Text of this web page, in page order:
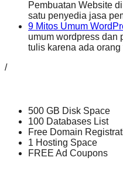
Pembuatan Website
satu penyedia jasa
9 Mitos Umum
umum wordpress dan
tulis karena ada
/
500 GB Disk Space
100 Databases List
Free Domain
1 Hosting Space
FREE Ad Coupons